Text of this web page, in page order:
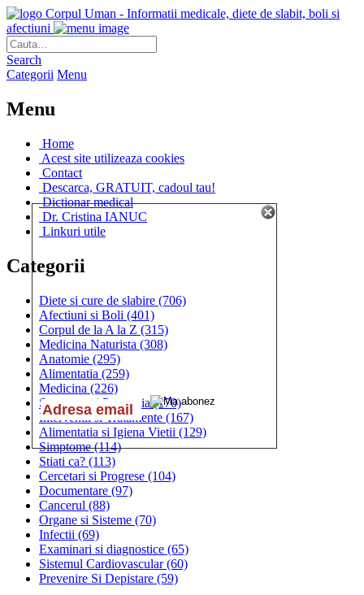
Corpul Uman - Informatii medicale, diete de slabit, boli si
afectiuni
Search
Categorii Menu
Menu
Home
Acest site utilizeaza cookies
Contact
Descarca, GRATUIT, cadoul tau!
Dictionar medical
Dr. Cristina IANUC
Linkuri utile
Categorii
Diete si cure de slabire (706)
Afectiuni si Boli (401)
Corpul de la A la Z (315)
Medicina Naturista (308)
Anatomie (295)
Alimentatia (259)
Medicina (226)
Sanatatea si Preventia(170)
Interventii si Tratamente (167)
Alimentatia si Igiena Vietii (129)
Simptome(114)
Stiati ca? (113)
Cercetari si Progrese (104)
Documentare (97)
Cancerul (88)
Organe si Sisteme (70)
Infectii (69)
Examinari si diagnostice (65)
Sistemul Cardiovascular(60)
Prevenire Si Depistare (59)